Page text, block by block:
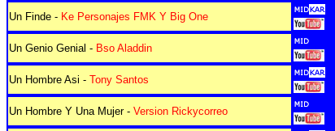
Un Finde - Ke Personajes FMK Y Big One
Un Genio Genial - Bso Aladdin
Un Hombre Asi - Tony Santos
Un Hombre Y Una Mujer - Version Rickycorreo